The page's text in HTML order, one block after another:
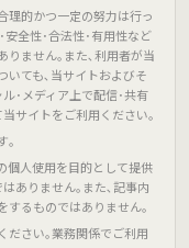
的かつ一定の努力は行っ
全性･合法性･有用性など
りません｡また､利用者が当
いても､当サイトおよびそ
･メディア上で配信･共有
サイトをご利用ください｡
｡
個人使用を目的として提供
ありません｡また､記事内
するものではありません｡
ださい｡業務関係でご利用